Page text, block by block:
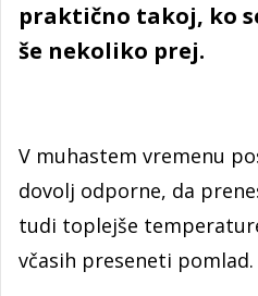
praktično takoj, ko
še nekoliko prej.
V muhastem vremenu
dovolj odporne, da
tudi toplejše
včasih preseneti pomlad.